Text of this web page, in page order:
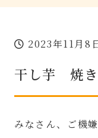
2023年11月8
干し芋 焼
みなさん、ご機嫌